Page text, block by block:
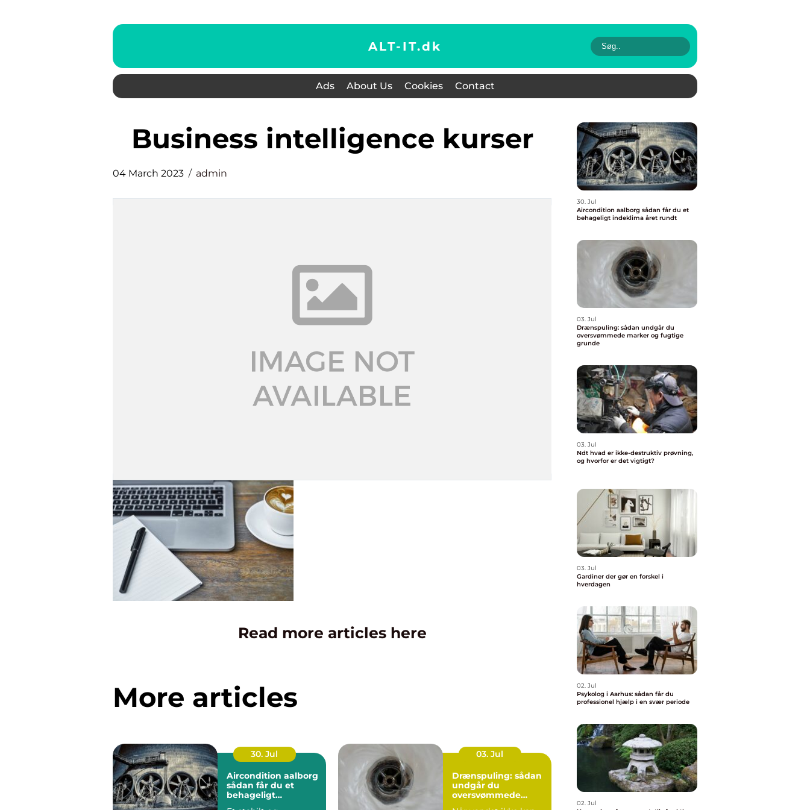
ALT-IT.dk
Ads About Us Cookies Contact
business intelligence kurser
04 March 2023 admin
Read more articles here
More articles
30. Jul
Aircondition aalborg
sådan får du et
behageligt
03. Jul
Drænspuling: sådan
undgår du
oversvømmede
30. Jul
Aircondition aalborg sådan får du et
behageligt indeklima året rundt
03. Jul
Drænspuling: sådan undgår du
oversvømmede marker og fugtige
grunde
03. Jul
Ndt hvad er ikke-destruktiv prøvning,
og hvorfor er det vigtigt?
03. Jul
Gardiner der gør en forskel i
hverdagen
02. Jul
Psykolog i Aarhus: sådan får du
professionel hjælp i en svær periode
02. Jul